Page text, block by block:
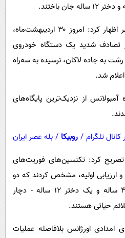
حوادث
سلامت
فرهنگی
بین الملل
اجتماعی
وحش
خارجی
علیرضا پورسان در گفتگو با مهر اظهار کرد: امروز ۳۰ اردیبهشت‌ماه،
مبنی بر تصادف شدید یک دستگاه خودروی
در مسیر رشت به جاده لاکان، نرسیده به سه‌راه
شد.
از نزدیک‌ترین پایگاه‌های
تلگرام / روبیکا / بله عصر ایران
تصریح کرد: تکنسین‌های فوریت‌های
اولیه، مشخص کردند که دو
سرنشین خودرو - یک مادر ۴۵ ساله و یک دختر ۱۲ ساله - دچار
حیاتی هستند.
امدادی اورژانس بلافاصله عملیات